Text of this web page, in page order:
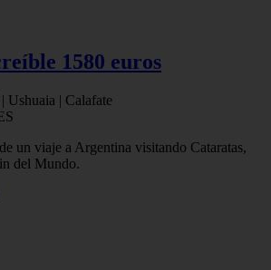
1580 euros
Ushuaia | Calafate
un viaje a Argentina visitando Cataratas,
del Mundo.